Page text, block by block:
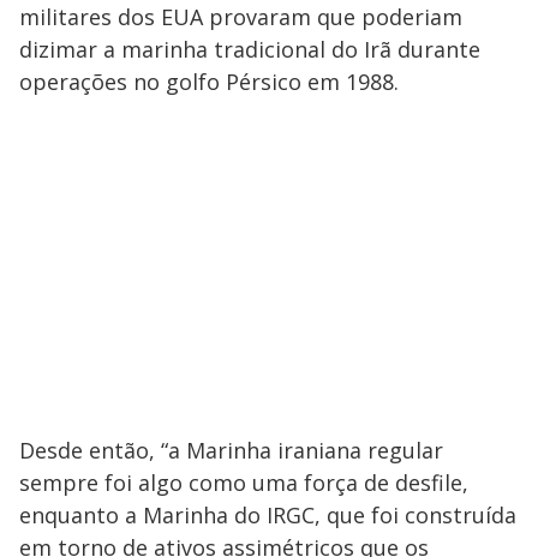
militares dos EUA provaram que poderiam
dizimar a marinha tradicional do Irã durante
operações no golfo Pérsico em 1988.
Desde então, “a Marinha iraniana regular
sempre foi algo como uma força de desfile,
enquanto a Marinha do IRGC, que foi construída
em torno de ativos assimétricos que os